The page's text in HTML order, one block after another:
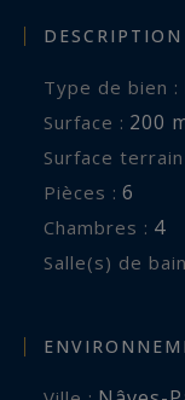
Type de bien :
Surface : 200
Surface
Pièces : 6
Chambres : 4
Salle(s) de